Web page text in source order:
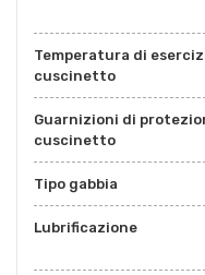
Temperatura di
cuscinetto
Guarnizioni di
cuscinetto
Tipo gabbia
Lubrificazione